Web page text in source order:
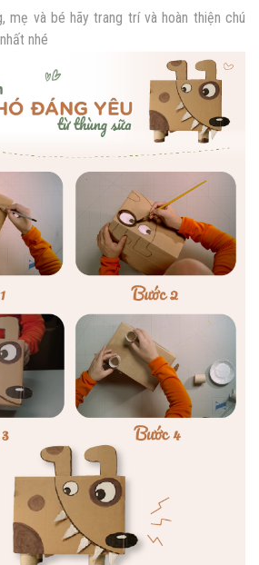
mẹ và bé hãy trang trí và hoàn thiện chú
nhé